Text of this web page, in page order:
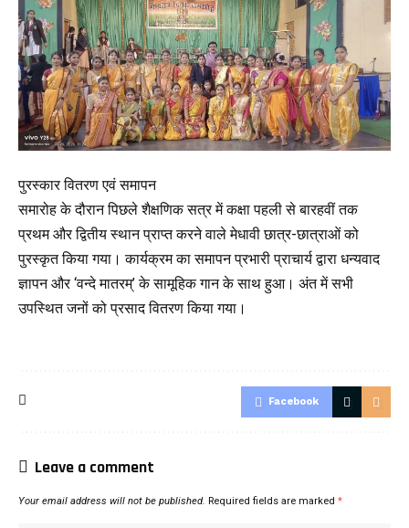
पुरस्कार वितरण एवं समापन
समारोह के दौरान पिछले शैक्षणिक सत्र में कक्षा पहली से बारहवीं तक
प्रथम और द्वितीय स्थान प्राप्त करने वाले मेधावी छात्र-छात्राओं को
पुरस्कृत किया गया। कार्यक्रम का समापन प्रभारी प्राचार्य द्वारा धन्यवाद
ज्ञापन और ‘वन्दे मातरम्’ के सामूहिक गान के साथ हुआ। अंत में सभी
उपस्थित जनों को प्रसाद वितरण किया गया।
Facebook
Leave a comment
Your email address will not be published. Required fields are marked *